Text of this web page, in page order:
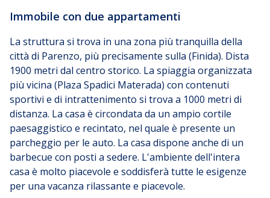
Immobile con due appartamenti
La struttura si trova in una zona più tranquilla della
città di Parenzo, più precisamente sulla (Finida). Dista
1900 metri dal centro storico. La spiaggia organizzata
più vicina (Plaza Spadici Materada) con contenuti
sportivi e di intrattenimento si trova a 1000 metri di
distanza. La casa è circondata da un ampio cortile
paesaggistico e recintato, nel quale è presente un
parcheggio per le auto. La casa dispone anche di un
barbecue con posti a sedere. L'ambiente dell'intera
casa è molto piacevole e soddisferà tutte le esigenze
per una vacanza rilassante e piacevole.